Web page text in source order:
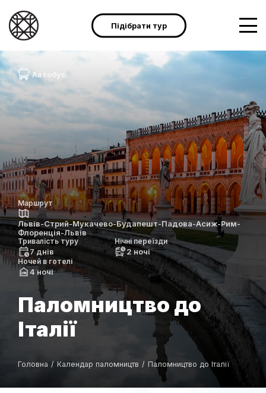
Підібрати тур
Автобус
Маршрут
Львів-Стрий-Мукачево-Будапешт-Падова-Асиж-Рим-
Флоренція-Львів
Тривалість туру
7 днів
Нічні переїзди
2 ночі
Ночей в готелі
4 ночі
Паломництво до
Італії
Головна / Календар паломництв / Паломництво до Італії